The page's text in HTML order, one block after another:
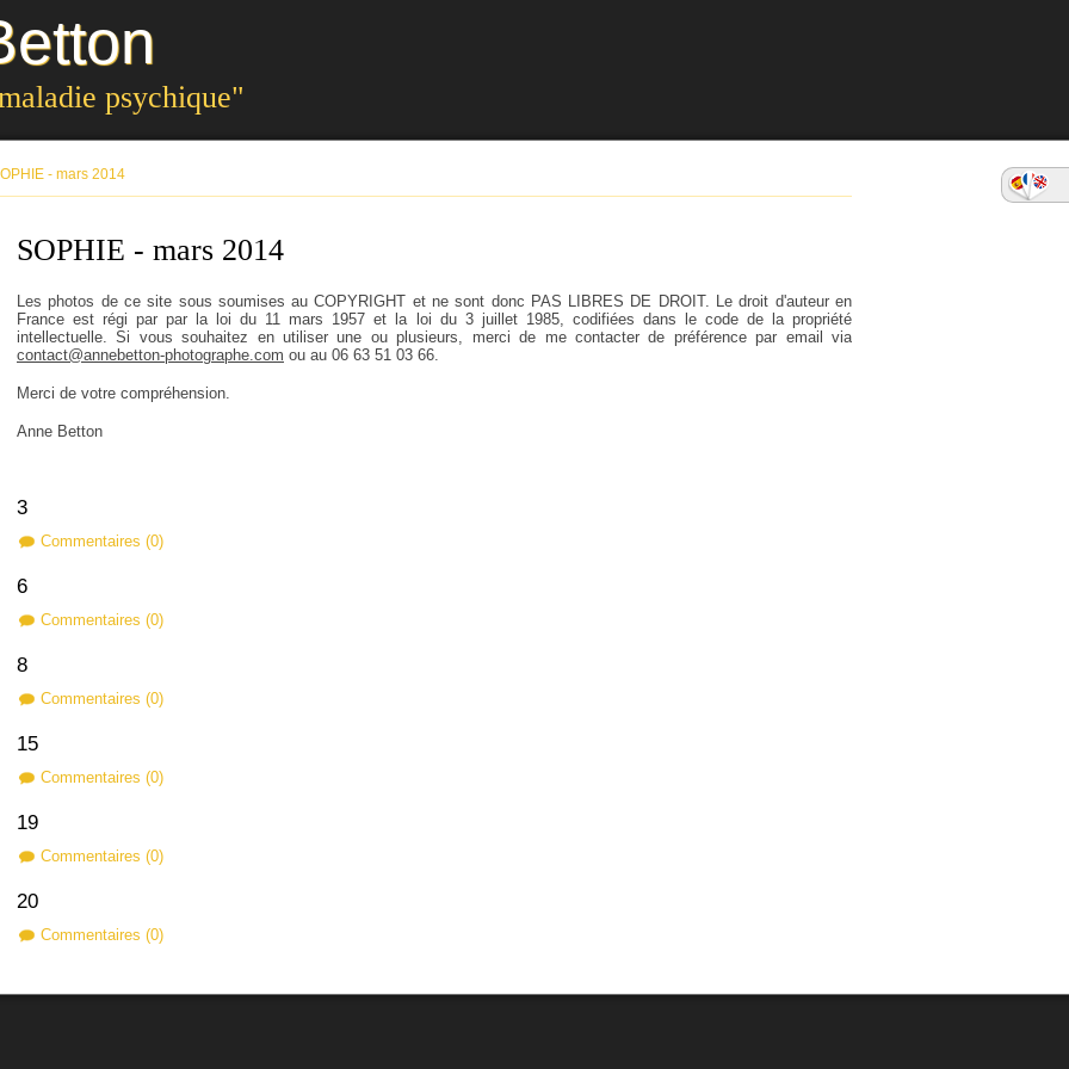
psychique"
- mars 2014
SOPHIE - mars 2014
Les photos de ce site sous soumises au COPYRIGHT et ne sont donc PAS LIBRES DE DROIT. Le droit d'auteur en
France est régi par par la loi du 11 mars 1957 et la loi du 3 juillet 1985, codifiées dans le code de la propriété
intellectuelle. Si vous souhaitez en utiliser une ou plusieurs, merci de me contacter de préférence par email via
contact@annebetton-photographe.com ou au 06 63 51 03 66.
Merci de votre compréhension.
Anne Betton
3
Commentaires (0)
6
Commentaires (0)
8
Commentaires (0)
15
Commentaires (0)
19
Commentaires (0)
20
Commentaires (0)